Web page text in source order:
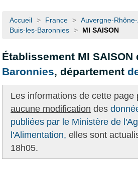
Accueil > France > Auvergne-
Buis-les-Baronnies > MI SAISON
Établissement MI SAISON
Baronnies, département
Les informations de cette
aucune modification des
publiées par le Ministère de
l'Alimentation, elles sont
18h05.